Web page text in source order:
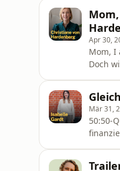
eine
Apr 30,
Mom, I
Doch
Mär 31,
50:50-